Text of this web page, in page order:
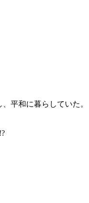
平和に暮らしていた。